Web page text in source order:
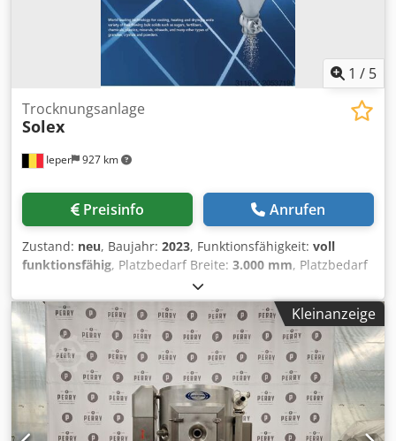
1 / 5
Ieper 927 km
Trocknungsanlage
Solex
Preisinfo Anrufen
Zustand: neu, Baujahr: 2023, Funktionsfähigkeit: voll
funktionsfähig, Platzbedarf Breite: 3.000 mm, Platzbedarf
, Platzbedarf Höhe:
Kühler-Konditionierer-Trockner Höhe: 18 Meter, komplett
aus Edelstahl 316, konzipiert zum Kühlen, Trocknen und
Konditionieren von Granulaten aus Lebensmittel,
Düngemittel, Kunststoffen. Kapazität: 18 Tonnen pro
Stunde. Crjdpfx Amoxw D Nhsgjf
Kleinanzeige